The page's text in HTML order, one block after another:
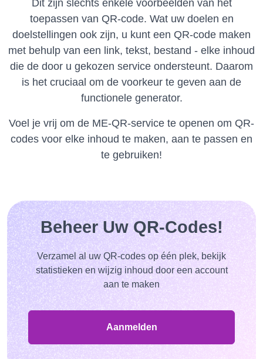
Dit zijn slechts enkele voorbeelden van het
toepassen van QR-code. Wat uw doelen en
doelstellingen ook zijn, u kunt een QR-code maken
met behulp van een link, tekst, bestand - elke inhoud
die de door u gekozen service ondersteunt. Daarom
is het cruciaal om de voorkeur te geven aan de
functionele generator.
Voel je vrij om de ME-QR-service te openen om QR-
codes voor elke inhoud te maken, aan te passen en
te gebruiken!
Beheer Uw QR-Codes!
Verzamel al uw QR-codes op één plek, bekijk
statistieken en wijzig inhoud door een account
aan te maken
Aanmelden